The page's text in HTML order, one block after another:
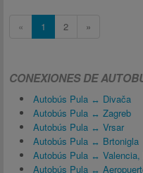
« 1 2 »
CONEXIONES DE
Autobús Pula ↔ Divača
Autobús Pula ↔ Zagreb
Autobús Pula ↔ Vrsar
Autobús Pula ↔ Brtonigla
Autobús Pula ↔ Valencia,
Autobús Pula ↔